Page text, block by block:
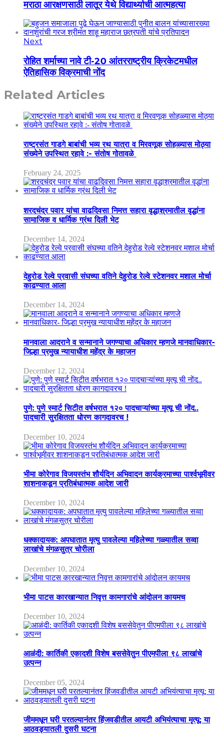
मराठा आरक्षणसाठी लातूर येथे विद्यार्थ्याची आत्महत्या
Next
रोहित शर्माच्या नावे टी-20 आंतरराष्ट्रीय क्रिकेटमधील
ऐतिहासिक विक्रमाची नोंद
Related Articles
राष्ट्रसंत गाडगे बाबांची भव्य रथ यात्रा व मिरवणूक सोहळ्यास मोठ्या
संख्येने उपस्थित रहावे :- संतोष गोतावळे
February 24, 2025
शरदचंद्र पवार यांचा वाढदिवसा निमत्त सहारा वृद्धाश्रमातील वृद्धांना
सामाजिक व धार्मिक ग्रंथ दिली भेट
December 14, 2024
देहुरोड रेल्वे प्रवासी संघच्या वतिने देहुरोड रेल्वे स्टेशनवर मशाल मोर्चा
काढण्यात आला
December 14, 2024
मानवाला आदराने व सन्मानाने जगण्याचा अधिकार म्हणजे मानवाधिकार-
जिल्हा प्रमुख न्यायाधीश महेंद्र के महाजन
December 12, 2024
पुणे: पुणे स्मार्ट सिटीत वर्षभरात १२० पादचाऱ्यांच्या मृत्यू ची नोंद..
पादचारी सुरक्षितता धोरण कागदावरच !
December 10, 2024
भीमा कोरेगाव विजयस्तंभ शौर्यदिन अभिवादन कार्यक्रमाच्या पार्श्वभूमीवर
शाशनाकडून प्रतिबंधात्मक आदेश जारी
December 10, 2024
धक्कादायक: अपघातात मृत्यु पावलेल्या महिलेच्या गळ्यातील सव्वा
लाखांचे मंगळसुत्र चोरीला
December 10, 2024
भीमा पाटस कारखान्यात निवृत्त कामगारांचे आंदोलन कायमच
December 10, 2024
आळंदी: कार्तिकी एकादशी विशेष बससेवेतुन पीएमपीला ९८ लाखांचे
उत्पन्न
December 05, 2024
जीममधून घरी परतल्यानंतर हिंजवडीतील आयटी अभियंत्याचा मृत्यू; या
आठवड्यातली दुसरी घटना